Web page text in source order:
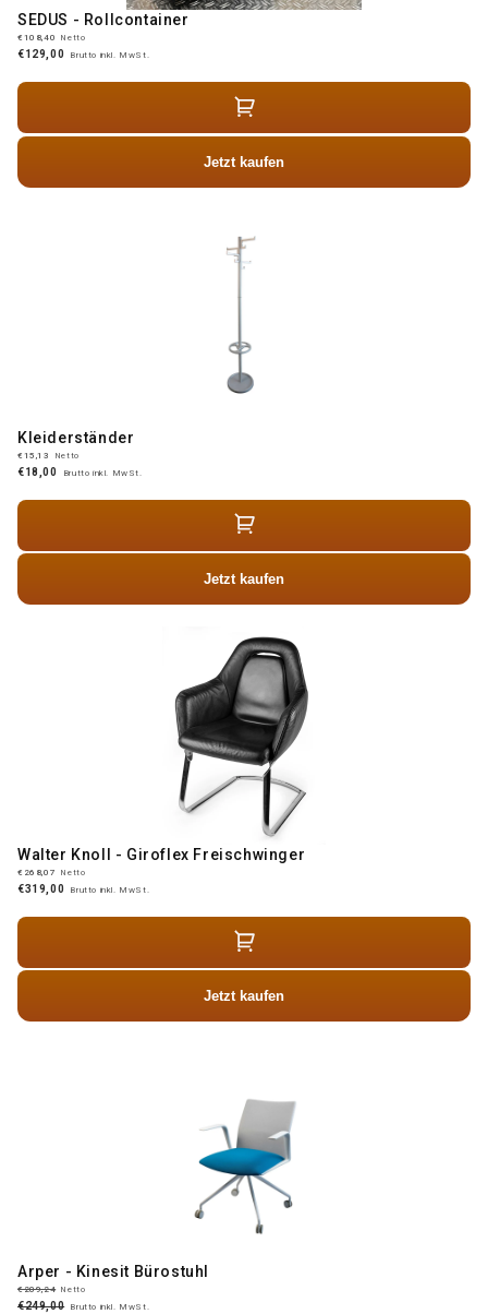
SEDUS - Rollcontainer
€108,40 Netto
€129,00 Brutto inkl. MwSt.
Jetzt kaufen
Kleiderständer
€15,13 Netto
€18,00 Brutto inkl. MwSt.
Jetzt kaufen
Walter Knoll - Giroflex Freischwinger
€268,07 Netto
€319,00 Brutto inkl. MwSt.
Jetzt kaufen
Arper - Kinesit Bürostuhl
€209,24 Netto
€249,00 Brutto inkl. MwSt.